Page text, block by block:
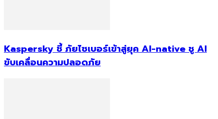
Kaspersky ชี้ ภัยไซเบอร์เข้าสู่ยุค AI-native ชู AI
ขับเคลื่อนความปลอดภัย